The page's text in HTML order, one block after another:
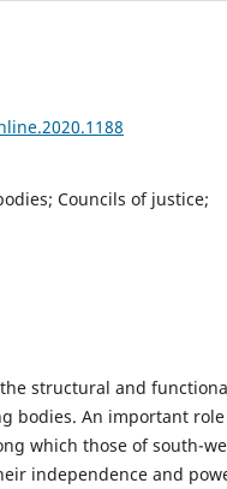
Councils of justice;
structural and
bodies. An important role
which those of south-
independence and